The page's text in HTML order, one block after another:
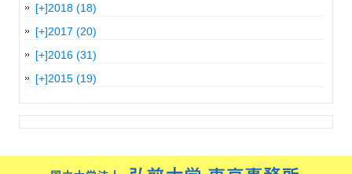
[+]2018 (18)
[+]2017 (20)
[+]2016 (31)
[+]2015 (19)